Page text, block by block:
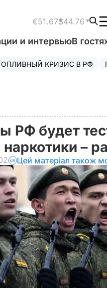
€51.67$44.76
и интервьюВ
КРИЗИС В РФ
РФ будет
–
Цей матеріал також